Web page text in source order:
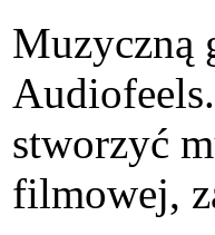
Muzyczną
stworzyć
filmowej,